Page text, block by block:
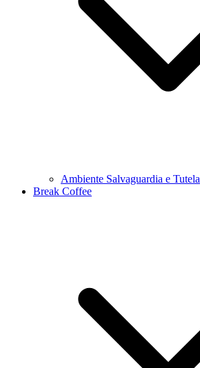
Ambiente Salvaguardia e Tutela
Break Coffee